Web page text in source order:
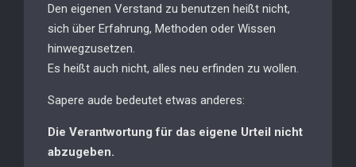
Den eigenen Verstand zu benutzen heißt nicht,
sich über Erfahrung, Methoden oder Wissen
hinwegzusetzen.
Es heißt auch nicht, alles neu erfinden zu wollen.
Sapere aude bedeutet etwas anderes:
Die Verantwortung für das eigene Urteil nicht
abzugeben.